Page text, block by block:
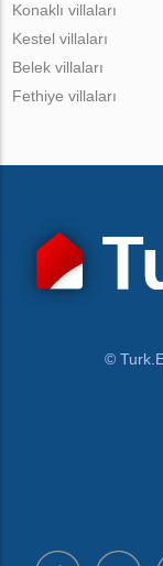
Konaklı villaları
Kestel villaları
Belek villaları
Fethiye villaları
©